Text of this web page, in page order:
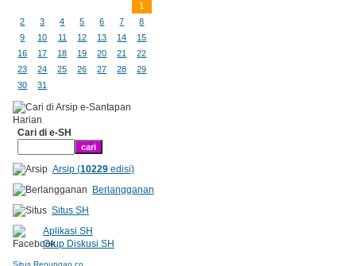
1
2
3 4 5 6 7
8
9
10 11 12 13 14
15
16
17 18 19 20 21
22
23
24 25 26 27 28
29
30
31
Cari di e-SH
Arsip (10229edisi)
Berlangganan
Situs SH
Aplikasi SH
Grup Diskusi SH
Situs Renungan.co